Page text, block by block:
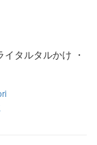
タルタルかけ ・